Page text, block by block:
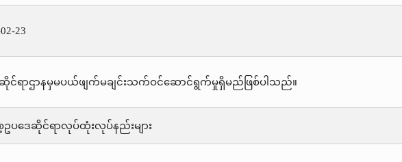
23
ရာဌာနမှမပယ်ဖျက်မချင်းသက်ဝင်ဆောင်ရွက်မှုရှိမည်ဖြစ်ပါသည်။
ေ့ဥပဒေဆိုင်ရာလုပ်ထုံးလုပ်နည်းများ